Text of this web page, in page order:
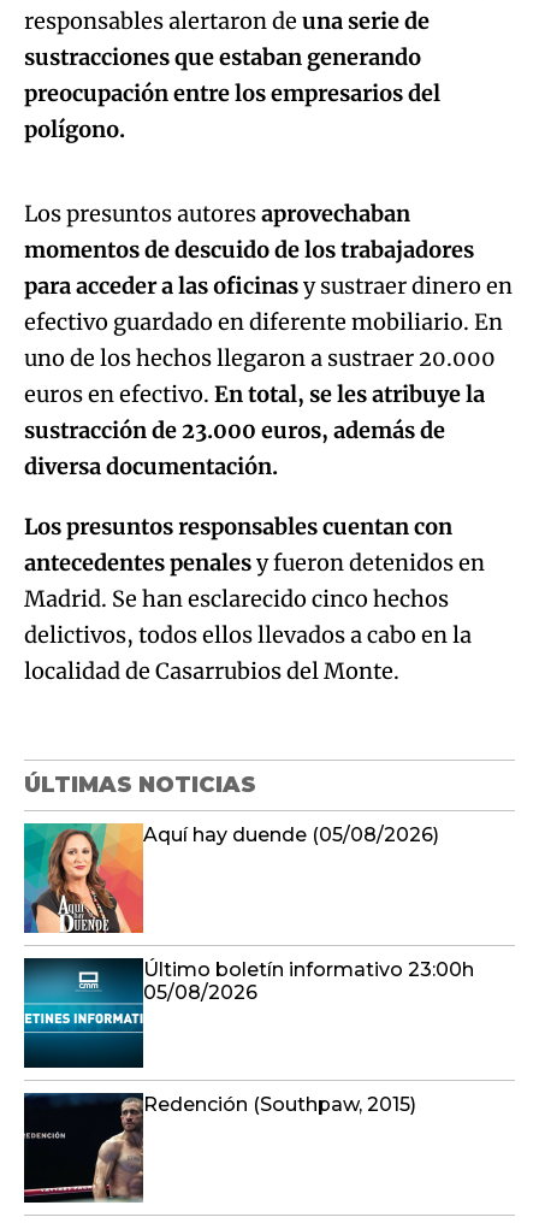
responsables alertaron de una serie de
sustracciones que estaban generando
preocupación entre los empresarios del
polígono.
Try again
Los presuntos autoresaprovechaban
momentos de descuido de los trabajadores
para acceder a las oficinasy sustraer dinero en
efectivo guardado en diferente mobiliario. En
uno de los hechos llegaron a sustraer 20.000
euros en efectivo. En total, se les atribuye la
sustracción de 23.000 euros, además de
diversa documentación.
Los presuntos responsables cuentan con
antecedentes penalesy fueron detenidos en
Madrid. Se han esclarecido cinco hechos
delictivos, todos ellos llevados a cabo en la
localidad de Casarrubios del Monte.
ÚLTIMAS NOTICIAS
Aquí hay duende (05/08/2026)
Último boletín informativo 23:00h
05/08/2026
Redención (Southpaw, 2015)